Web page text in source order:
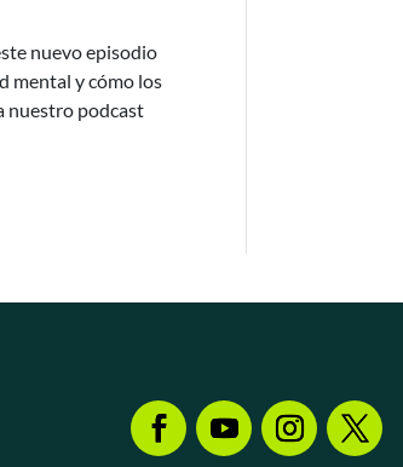
nuevo episodio
mental y cómo los
nuestro podcast